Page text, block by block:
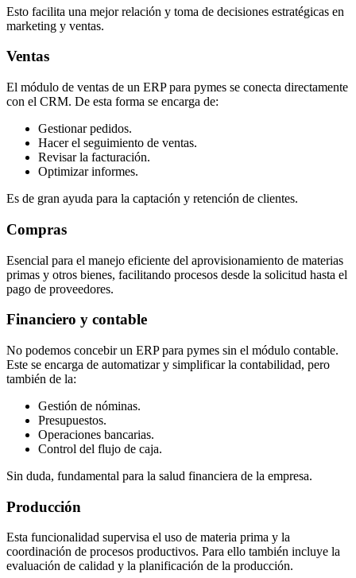
Esto facilita una mejor relación y toma de decisiones estratégicas en
marketing y ventas.
Ventas
El módulo de ventas de un ERP para pymes se conecta directamente
con el CRM. De esta forma se encarga de:
Gestionar pedidos.
Hacer el seguimiento de ventas.
Revisar la facturación.
Optimizar informes.
Es de gran ayuda para la captación y retención de clientes.
Compras
Esencial para el manejo eficiente del aprovisionamiento de materias
primas y otros bienes, facilitando procesos desde la solicitud hasta el
pago de proveedores.
Financiero y contable
No podemos concebir un ERP para pymes sin el módulo contable.
Este se encarga de automatizar y simplificar la contabilidad, pero
también de la:
Gestión de nóminas.
Presupuestos.
Operaciones bancarias.
Control del flujo de caja.
Sin duda, fundamental para la salud financiera de la empresa.
Producción
Esta funcionalidad supervisa el uso de materia prima y la
coordinación de procesos productivos. Para ello también incluye la
evaluación de calidad y la planificación de la producción.